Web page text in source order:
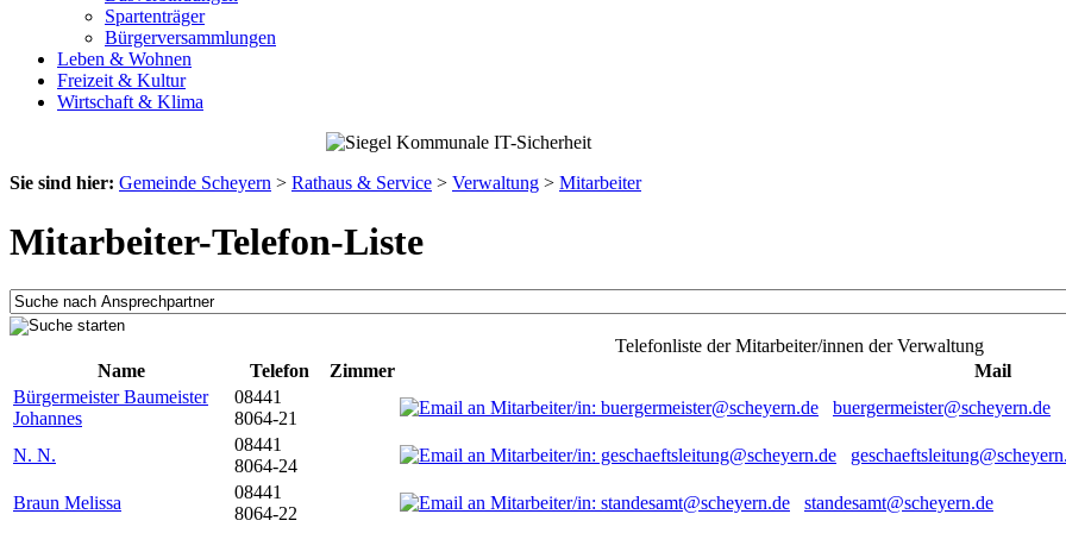
Spartenträger
Bürgerversammlungen
Leben & Wohnen
Freizeit & Kultur
Wirtschaft & Klima
Sie sind hier: Gemeinde Scheyern > Rathaus & Service > Verwaltung > Mitarbeiter
Mitarbeiter-Telefon-Liste
Telefonliste der Mitarbeiter/innen der Verwaltung
Name
Telefon Zimmer
Mail
Bürgermeister Baumeister
Johannes
08441
8064-21
buergermeister@scheyern.de
N. N.
08441
8064-24
Braun Melissa
08441
8064-22
standesamt@scheyern.de